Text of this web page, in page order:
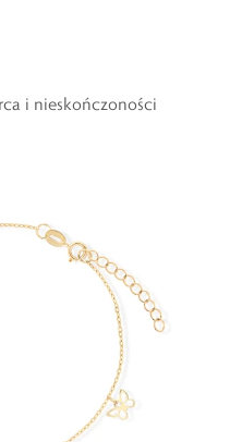
i nieskończoności